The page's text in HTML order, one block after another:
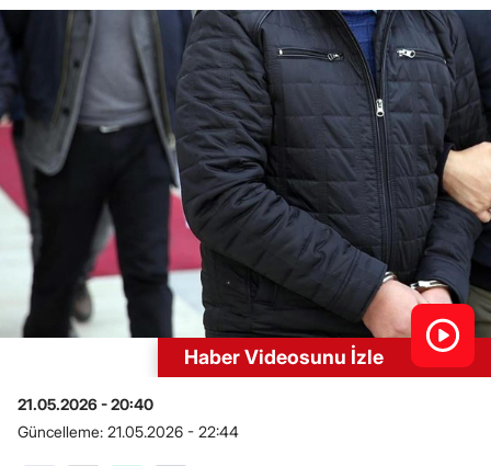
Haber Videosunu İzle
21.05.2026 - 20:40
Güncelleme: 21.05.2026 - 22:44